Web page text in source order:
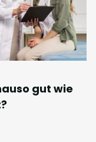
gut wie